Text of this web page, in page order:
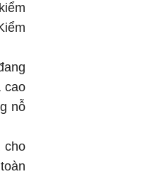
cao
nỗ
cho